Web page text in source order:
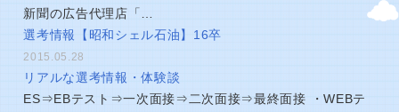
新聞の広告代理店「…
選考情報【昭和シェル石油】16卒
2015.05.28
リアルな選考情報・体験談
ES⇒EBテスト⇒一次面接⇒二次面接⇒最終面接 ・WEBテ